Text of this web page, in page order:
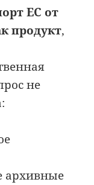
ЕС от
продукт,
не
архивные